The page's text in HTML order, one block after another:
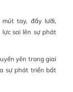
tay, đẩy lưỡi,
sai lên sự phát
yên trong giai
sự phát triển bất